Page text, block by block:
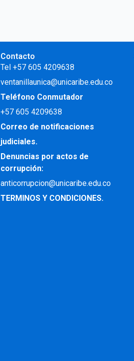
Contacto
Tel +57 605 4209638
ventanillaunica@unicaribe.edu.co
Teléfono Conmutador
+57605 4209638
Correo de notificaciones
judiciales.
Denuncias por actos de
corrupción:
anticorrupcion@unicaribe.edu.co
TERMINOS Y CONDICIONES.